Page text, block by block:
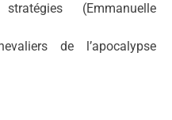
(Emmanuelle
de l’apocalypse